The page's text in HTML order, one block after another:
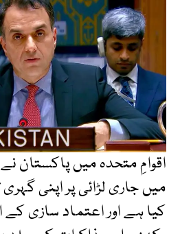
اقوامِ متحدہ میں پاکستان
میں جاری لڑائی پر اپنی
کیا ہے اور اعتماد سازی کے